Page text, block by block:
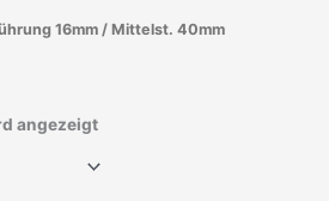
16mm / Mittelst. 40mm
angezeigt